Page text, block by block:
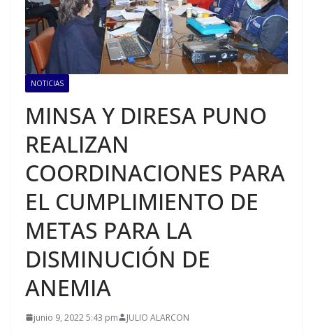
NOTICIAS
MINSA Y DIRESA PUNO
REALIZAN
COORDINACIONES PARA
EL CUMPLIMIENTO DE
METAS PARA LA
DISMINUCIÓN DE
ANEMIA
junio 9, 2022 5:43 pm JULIO ALARCON